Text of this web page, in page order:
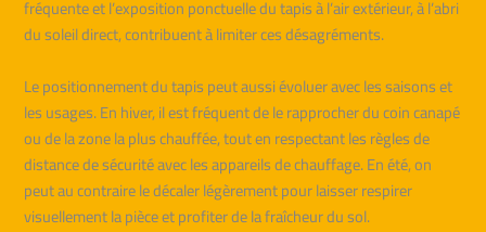
fréquente et l’exposition ponctuelle du tapis à l’air extérieur, à l’abri
du soleil direct, contribuent à limiter ces désagréments.
Le positionnement du tapis peut aussi évoluer avec les saisons et
les usages. En hiver, il est fréquent de le rapprocher du coin canapé
ou de la zone la plus chauffée, tout en respectant les règles de
distance de sécurité avec les appareils de chauffage. En été, on
peut au contraire le décaler légèrement pour laisser respirer
visuellement la pièce et profiter de la fraîcheur du sol.